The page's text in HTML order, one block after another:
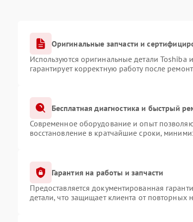
Оригинальные запчасти и
Используются оригинальные детали
гарантирует корректную работу после
Бесплатная диагностика и быстрый
Современное оборудование и опыт
восстановление в кратчайшие сроки,
Гарантия на работы и запчасти
Предоставляется документированная
детали, что защищает клиента от повторных